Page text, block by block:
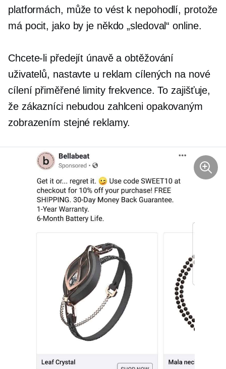
platformách, může to vést k nepohodlí, protože
má pocit, jako by je někdo „sledoval“ online.
Chcete-li předejít únavě a obtěžování
uživatelů, nastavte u reklam cílených na nové
cílení přiměřené limity frekvence. To zajišťuje,
že zákazníci nebudou zahlceni opakovaným
zobrazením stejné reklamy.